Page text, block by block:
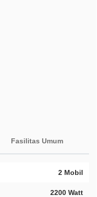
Fasilitas Umum
2 Mobil
2200 Watt